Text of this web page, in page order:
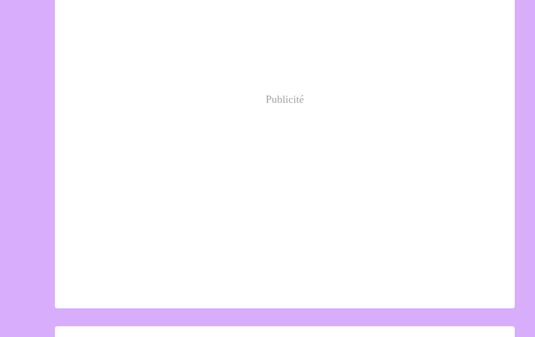
Publicité